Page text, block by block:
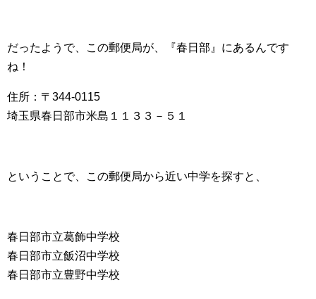
だったようで、この郵便局が、『春日部』にあるんです
ね！
住所：〒344-0115
埼玉県春日部市米島１１３３－５１
ということで、この郵便局から近い中学を探すと、
春日部市立葛飾中学校
春日部市立飯沼中学校
春日部市立豊野中学校